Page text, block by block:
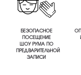
БЕЗОПАСНОЕ
ПОСЕЩЕНИЕ
ШОУ РУМА ПО
ПРЕДВАРИТЕЛЬНОЙ
ЗАПИСИ